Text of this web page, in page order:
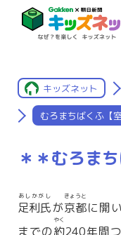
キッズネット
むろまちばくふ【
＊＊むろま
足利氏
あしかがし
が京都
きょうと
に開
までの約
やく
240年間